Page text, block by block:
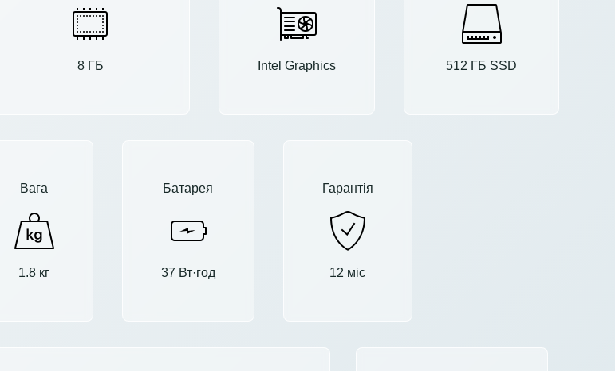
8 ГБ Intel Graphics 512 ГБ SSD
Вага
1.8 кг
Батарея
37 Вт·год
Гарантія
12 міс